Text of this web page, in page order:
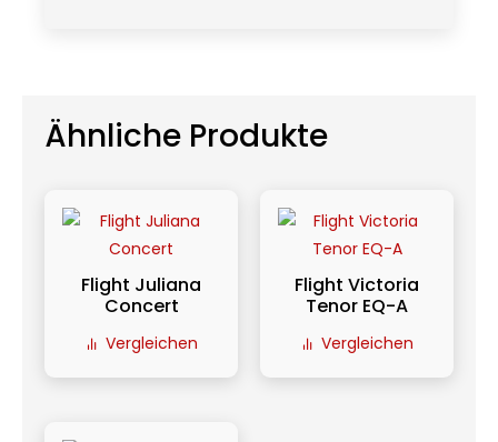
Ähnliche Produkte
Flight Juliana
Concert
Vergleichen
Flight Victoria
Tenor EQ-A
Vergleichen